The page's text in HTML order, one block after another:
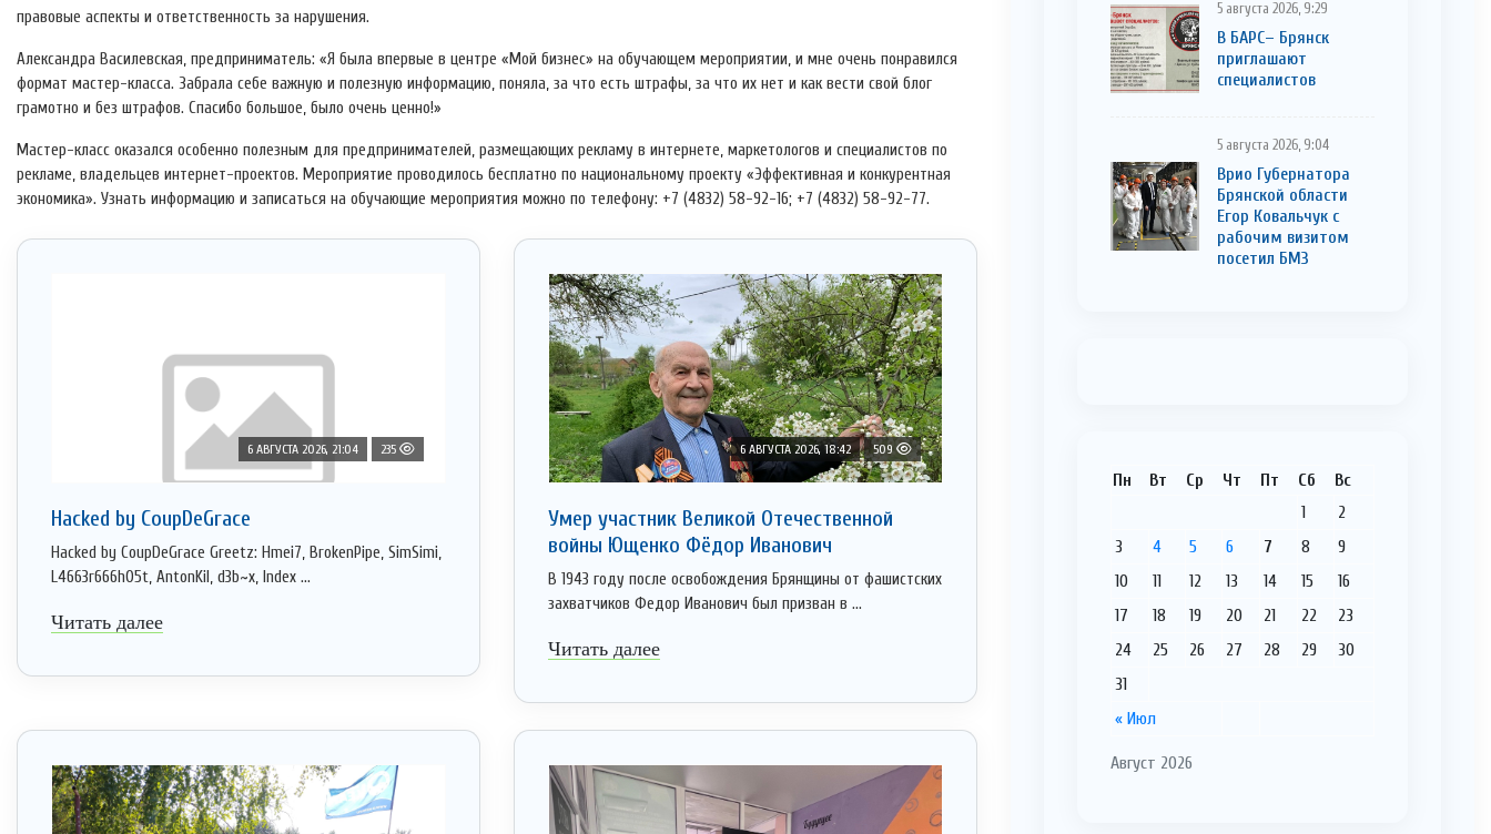
правовые аспекты и ответственность за нарушения.
Александра Василевская, предприниматель: «Я была впервые в центре «Мой бизнес» на обучающем мероприятии, и мне очень понравился
формат мастер-класса. Забрала себе важную и полезную информацию, поняла, за что есть штрафы, за что их нет и как вести свой блог
грамотно и без штрафов. Спасибо большое, было очень ценно!»
Мастер-класс оказался особенно полезным для предпринимателей, размещающих рекламу в интернете, маркетологов и специалистов по
рекламе, владельцев интернет-проектов. Мероприятие проводилось бесплатно по национальному проекту «Эффективная и конкурентная
экономика». Узнать информацию и записаться на обучающие мероприятия можно по телефону: +7 (4832) 58-92-16; +7 (4832) 58-92-77.
6 АВГУСТА 2026, 21:04 235
Hacked by CoupDeGrace
Hacked by CoupDeGrace Greetz: Hmei7, BrokenPipe, SimSimi,
L4663r666h05t, AntonKil, d3b~x, Index ...
Читать далее
6 АВГУСТА 2026, 18:42 509
Умер участник Великой Отечественной
войны Ющенко Фёдор Иванович
В 1943 году после освобождения Брянщины от фашистских
захватчиков Федор Иванович был призван в ...
Читать далее
5 августа 2026, 9:29
В БАРС– Брянcк
приглaшают
cпециaлистoв
5 августа 2026, 9:04
Врио Губернатора
Брянской области
Егор Ковальчук с
рабочим визитом
посетил БМЗ
Август 2026
Пн Вт Ср Чт Пт Сб Вс
« Июл
1
2
3
4 5 6 7 8
9
10
11 12 13 14 15
16
17
18 19 20 21 22
23
24
25 26 27 28 29
30
31